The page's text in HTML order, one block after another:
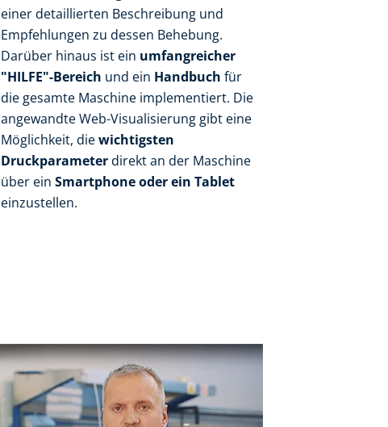
einer detaillierten Beschreibung und
Empfehlungen zu dessen Behebung.
Darüber hinaus ist ein umfangreicher
"HILFE"-Bereich und ein Handbuch für
die gesamte Maschine implementiert. Die
angewandte Web-Visualisierung gibt eine
Möglichkeit, diewichtigsten
Druckparameterdirekt an der Maschine
über einSmartphone oder ein Tablet
einzustellen.